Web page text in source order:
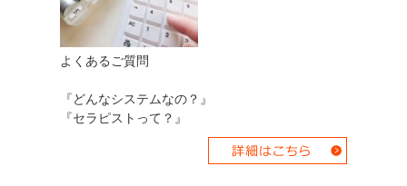
よくあるご質問
『どんなシステムなの？』
『セラピストって？』